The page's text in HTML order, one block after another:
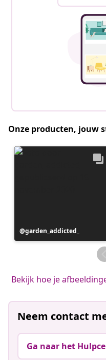
Onze producten, jouw
Bericht
gepubliceerd
garden_addicted_
Bekijk hoe je
Neem contact
Ga naar het